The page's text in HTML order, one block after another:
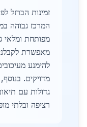
זמינות הברזל
המרכז גבוהה
מפותחת ומלאי
מאפשרת
להימנע
מדויקים.
גדולות עם
רציפה ובלתי